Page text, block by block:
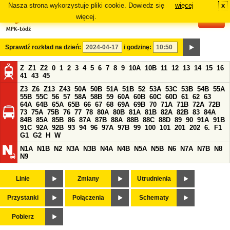
Nasza strona wykorzystuje pliki cookie. Dowiedz się
więcej.
więcej x
Sprawdź rozkład na dzień: i godzinę:
Z Z1 Z2 0 1 2 3 4 5 6 7 8 9 10A 10B 11 12 13 14 15 16
41 43 45
Z3 Z6 Z13 Z43 50A 50B 51A 51B 52 53A 53C 53B 54B 55A
55B 55C 56 57 58A 58B 59 60A 60B 60C 60D 61 62 63
64A 64B 65A 65B 66 67 68 69A 69B 70 71A 71B 72A 72B
73 75A 75B 76 77 78 80A 80B 81A 81B 82A 82B 83 84A
84B 85A 85B 86 87A 87B 88A 88B 88C 88D 89 90 91A 91B
91C 92A 92B 93 94 96 97A 97B 99 100 101 201 202 6.
F1
G1 G2 H
W
N1A
N1B N2 N3A N3B N4A N4B N5A N5B N6 N7A N7B
N8
N9
Linie Zmiany Utrudnienia
Przystanki Połączenia Schematy
Pobierz